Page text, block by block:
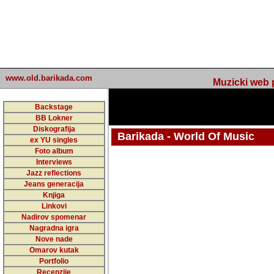
www.old.barikada.com Muzicki web
Backstage
BB Lokner
Diskografija
ex YU singles
Foto album
Interviews
Jazz reflections
Jeans generacija
Knjiga
Linkovi
Nadirov spomenar
Nagradna igra
Nove nade
Omarov kutak
Portfolio
Recenzije
Barikada - World Of Music
Barikada (INT) - Webmaster / urednik